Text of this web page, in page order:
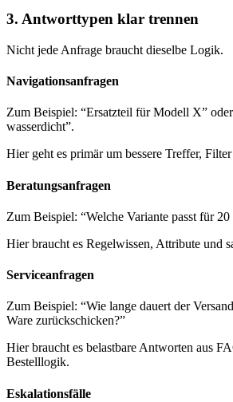
3. Antworttypen klar trennen
Nicht jede Anfrage braucht dieselbe Logik.
Navigationsanfragen
Zum Beispiel: “Ersatzteil für Modell X”
wasserdicht”.
Hier geht es primär um bessere Treffer,
Beratungsanfragen
Zum Beispiel: “Welche Variante passt für 20
Hier braucht es Regelwissen, Attribute und
Serviceanfragen
Zum Beispiel: “Wie lange dauert der
Ware zurückschicken?”
Hier braucht es belastbare Antworten aus
Bestelllogik.
Eskalationsfälle